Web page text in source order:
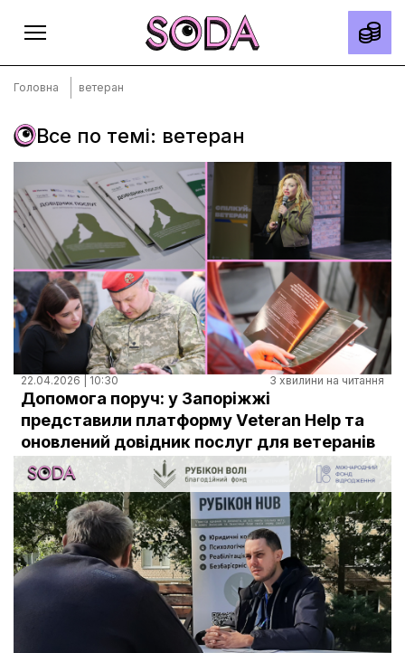
Головна
Тексти
Спецпроєкти
Slow news
Місто
Про нас
Редакційна політика
Правила використання матеріалів
Документи
Головна ветеран
Все по темі: ветеран
22.04.2026 | 10:30 3 хвилини на читання
Допомога поруч: у Запоріжжі
представили платформу Veteran Help та
оновлений довідник послуг для ветеранів